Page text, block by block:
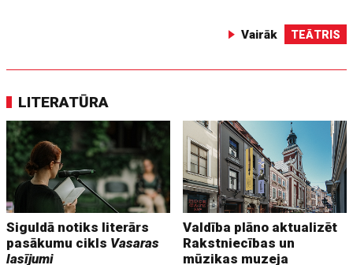
Vairāk TEĀTRIS
LITERATŪRA
Siguldā notiks literārs
pasākumu cikls Vasaras
lasījumi
Valdība plāno aktualizēt
Rakstniecības un
mūzikas muzeja